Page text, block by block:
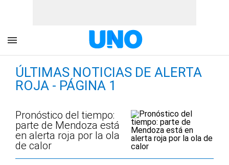
ÚLTIMAS NOTICIAS DE ALERTA
ROJA - PÁGINA 1
Pronóstico del tiempo:
parte de Mendoza está
en alerta roja por la ola
de calor